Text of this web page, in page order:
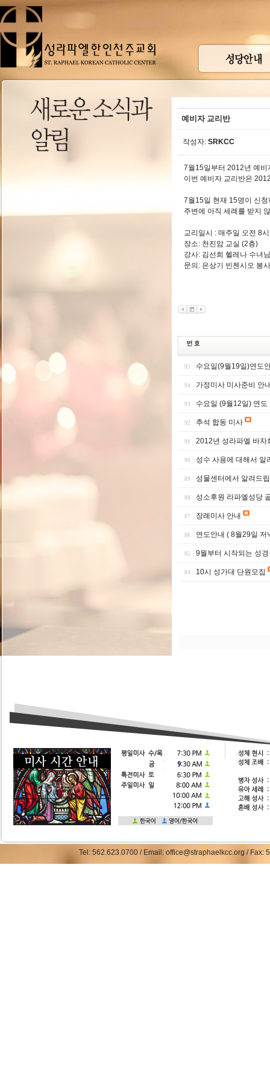
예비자 교리반
작성자: SRKCC
7월15일부터 2012년 예비
이번 예비자 교리반은
7월15일 현재 15명이 신
주변에 아직 세례를 받지
교리일시 : 매주일 오전 8
장소: 천진암 교실 (2층)
강사: 김선희 헬레나 수녀님
문의: 은상기 빈첸시오 봉
95 수요일(9월19일)연도
94 가정미사 미사준비 안
93 수요일 (9월12일) 연도
92 추석 합동 미사
91 2012년 성라파엘 바자
90 성수 사용에 대해서 알
89 성물센터에서 알려드
88 성소후원 라파엘성당
87 장례미사 안내
86 연도안내 ( 8월29일 저
85 9월부터 시작되는 성
84 10시 성가대 단원모집
Tel: 562.623.0700 / Email: office@straphaelkcc.org /